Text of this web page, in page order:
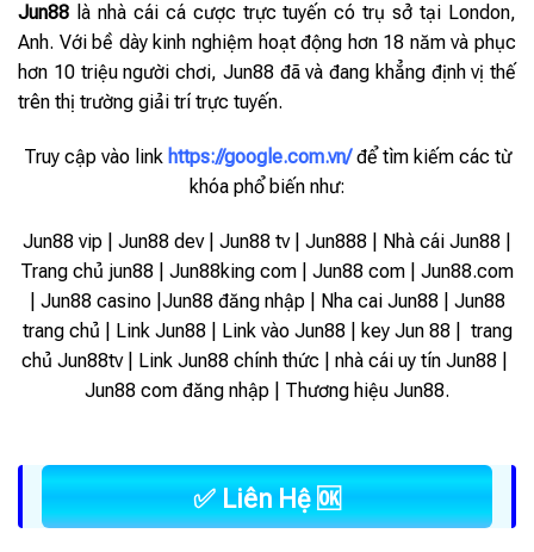
Jun88 là nhà cái cá cược trực tuyến có trụ sở tại London,
Anh. Với bề dày kinh nghiệm hoạt động hơn 18 năm và phục
hơn 10 triệu người chơi, Jun88 đã và đang khẳng định vị thế
trên thị trường giải trí trực tuyến.
Truy cập vào link https://google.com.vn/ để tìm kiếm các từ
khóa phổ biến như:
Jun88 vip | Jun88 dev | Jun88 tv | Jun888 | Nhà cái Jun88 |
Trang chủ jun88 | Jun88king com | Jun88 com | Jun88.com
| Jun88 casino |Jun88 đăng nhập | Nha cai Jun88 | Jun88
trang chủ | Link Jun88 | Link vào Jun88 |
key Jun 88 | trang
chủ Jun88tv | Link Jun88 chính thức | nhà cái uy tín Jun88 |
Jun88 com đăng nhập | Thương hiệu Jun88.
✅ Liên Hệ 🆗